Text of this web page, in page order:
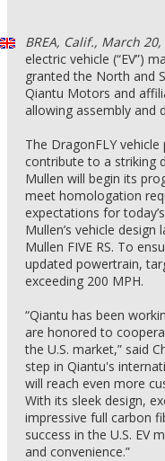
BREA, Calif., March 20,
electric vehicle (“EV”)
granted the North and
Qiantu Motors and
allowing assembly and
The DragonFLY
contribute to a striking
Mullen will begin its
meet homologation
expectations for
Mullen’s vehicle
Mullen FIVE RS. To
updated powertrain,
exceeding 200 MPH.
“Qiantu has been
are honored to
the U.S. market,” said
step in Qiantu's
will reach even more
With its sleek design,
impressive full carbon
success in the U.S. EV
and convenience.”